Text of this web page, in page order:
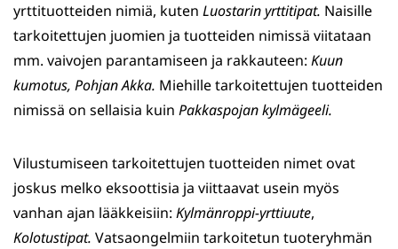
yrttituotteiden nimiä, kuten Luostarin yrttitipat. Naisille
tarkoitettujen juomien ja tuotteiden nimissä viitataan
mm. vaivojen parantamiseen ja rakkauteen: Kuun
kumotus, Pohjan Akka. Miehille tarkoitettujen tuotteiden
nimissä on sellaisia kuin Pakkaspojan kylmägeeli.
Vilustumiseen tarkoitettujen tuotteiden nimet ovat
joskus melko eksoottisia ja viittaavat usein myös
vanhan ajan lääkkeisiin: Kylmänroppi-yrttiuute,
Kolotustipat. Vatsaongelmiin tarkoitetun tuoteryhmän